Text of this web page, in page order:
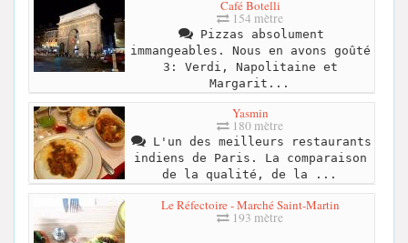
Café Botelli
154 mètre
Pizzas absolument
immangeables. Nous en avons goûté
3: Verdi, Napolitaine et
Margarit...
Yasmin
180 mètre
L'un des meilleurs restaurants
indiens de Paris. La comparaison
de la qualité, de la ...
Le Réfectoire - Marché Saint-Martin
193 mètre